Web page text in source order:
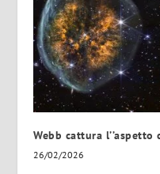
Webb cattura
26/02/2026